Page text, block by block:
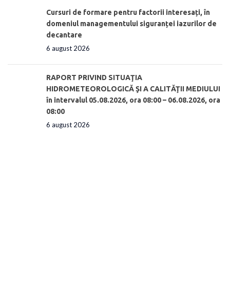
Cursuri de formare pentru factorii interesați, în
domeniul managementului siguranței iazurilor de
decantare
6 august 2026
RAPORT PRIVIND SITUAŢIA
HIDROMETEOROLOGICĂ ŞI A CALITĂŢII MEDIULUI
în intervalul 05.08.2026, ora 08:00 – 06.08.2026, ora
08:00
6 august 2026